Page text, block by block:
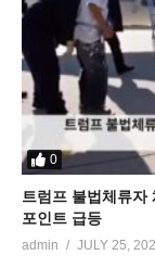
0
트럼프 불법체류자
포인트 급등
admin JULY 25,